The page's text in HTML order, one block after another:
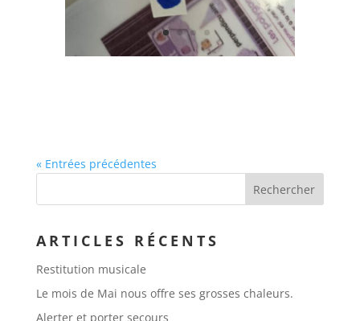
« Entrées précédentes
ARTICLES RÉCENTS
Restitution musicale
Le mois de Mai nous offre ses grosses chaleurs.
Alerter et porter secours